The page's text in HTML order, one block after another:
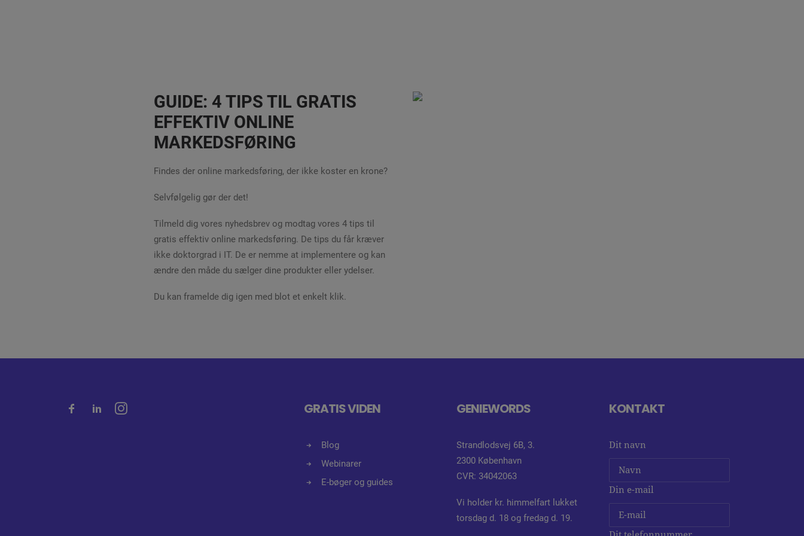
GUIDE: 4 TIPS TIL GRATIS
EFFEKTIV ONLINE
MARKEDSFØRING
Findes der online markedsføring, der ikke koster en krone?
Selvfølgelig gør der det!
Tilmeld dig vores nyhedsbrev og modtag vores 4 tips til
gratis effektiv online markedsføring. De tips du får kræver
ikke doktorgrad i IT. De er nemme at implementere og kan
ændre den måde du sælger dine produkter eller ydelser.
Du kan framelde dig igen med blot et enkelt klik.
GRATIS VIDEN
Blog
Webinarer
E-bøger og guides
GENIEWORDS
Strandlodsvej 6B, 3.
2300 København
CVR: 34042063
Vi holder kr. himmelfart lukket
torsdag d. 18 og fredag d. 19.
KONTAKT
Dit navn
Din e-mail